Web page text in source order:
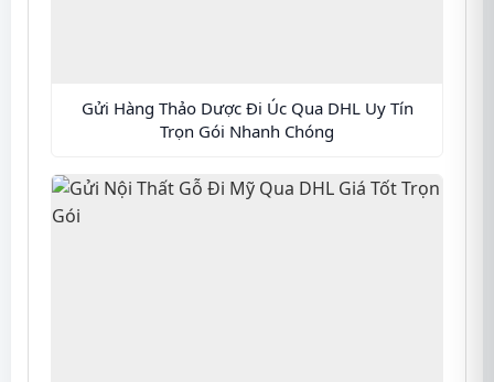
Gửi Hàng Thảo Dược Đi Úc Qua DHL Uy Tín
Trọn Gói Nhanh Chóng